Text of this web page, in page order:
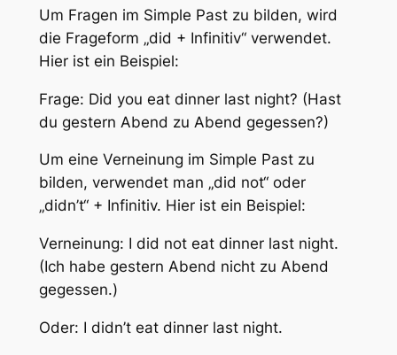
Um Fragen im Simple Past zu bilden, wird
die Frageform „did + Infinitiv“ verwendet.
Hier ist ein Beispiel:
Frage: Did you eat dinner last night? (Hast
du gestern Abend zu Abend gegessen?)
Um eine Verneinung im Simple Past zu
bilden, verwendet man „did not“ oder
„didn’t“ + Infinitiv. Hier ist ein Beispiel:
Verneinung: I did not eat dinner last night.
(Ich habe gestern Abend nicht zu Abend
gegessen.)
Oder: I didn’t eat dinner last night.